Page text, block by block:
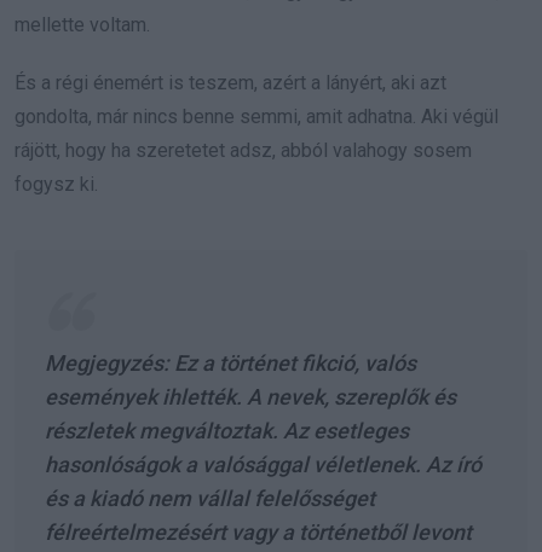
mellette voltam.
És a régi énemért is teszem, azért a lányért, aki azt
gondolta, már nincs benne semmi, amit adhatna. Aki végül
rájött, hogy ha szeretetet adsz, abból valahogy sosem
fogysz ki.
Megjegyzés: Ez a történet fikció, valós
események ihlették. A nevek, szereplők és
részletek megváltoztak. Az esetleges
hasonlóságok a valósággal véletlenek. Az író
és a kiadó nem vállal felelősséget
félreértelmezésért vagy a történetből levont